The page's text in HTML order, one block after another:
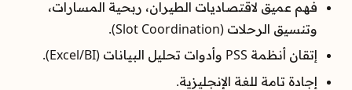
فهم عميق لاقتصاديات الطيران، ربحية المسارات،
وتنسيق الرحلات (Slot Coordination).
إتقان أنظمة PSS وأدوات تحليل البيانات (Excel/BI).
إجادة تامة للغة الإنجليزية.